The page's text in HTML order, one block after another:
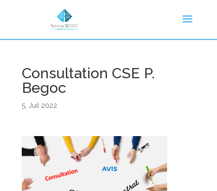
Consultation CSE P.
Begoc
5, Juil 2022